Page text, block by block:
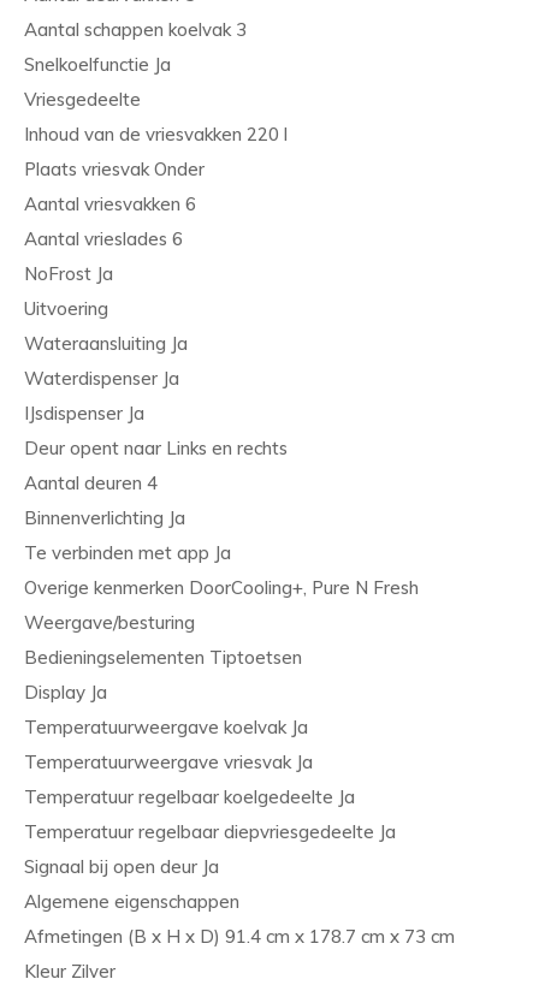
Aantal schappen koelvak 3
Snelkoelfunctie Ja
Vriesgedeelte
Inhoud van de vriesvakken 220 l
Plaats vriesvak Onder
Aantal vriesvakken 6
Aantal vrieslades 6
NoFrost Ja
Uitvoering
Wateraansluiting Ja
Waterdispenser Ja
IJsdispenser Ja
Deur opent naar Links en rechts
Aantal deuren 4
Binnenverlichting Ja
Te verbinden met app Ja
Overige kenmerken DoorCooling+, Pure N Fresh
Weergave/besturing
Bedieningselementen Tiptoetsen
Display Ja
Temperatuurweergave koelvak Ja
Temperatuurweergave vriesvak Ja
Temperatuur regelbaar koelgedeelte Ja
Temperatuur regelbaar diepvriesgedeelte Ja
Signaal bij open deur Ja
Algemene eigenschappen
Afmetingen (B x H x D) 91.4 cm x 178.7 cm x 73 cm
Kleur Zilver